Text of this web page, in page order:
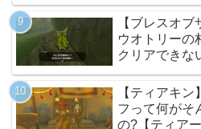
る？【ティア
ングダム】
【ブレスオブ
ウオトリーの
クリアできな
【ティアキン
フって何がそ
の?【ティア